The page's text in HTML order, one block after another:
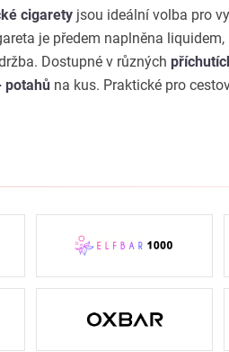
cigarety jsou ideální volba pro
je předem naplněna
Dostupné v různých
potahů na kus. Praktické pro